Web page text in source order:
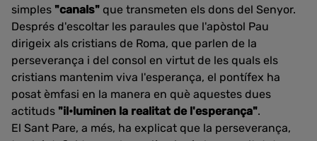
simples "canals" que transmeten els dons del Senyor.
Després d'escoltar les paraules que l'apòstol Pau
dirigeix als cristians de Roma, que parlen de la
perseverança i del consol en virtut de les quals els
cristians mantenim viva l'esperança, el pontífex ha
posat èmfasi en la manera en què aquestes dues
actituds "il•luminen la realitat de l'esperança".
El Sant Pare, a més, ha explicat que la perseverança,